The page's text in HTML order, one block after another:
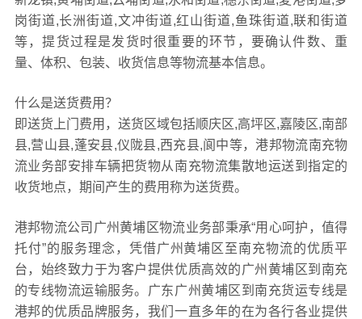
岗街道,长洲街道,文冲街道,红山街道,鱼珠街道,联和街道
等，提货过程是发货时很重要的环节，要确认件数、重
量、体积、包装、收货信息等物流基本信息。
什么是送货费用？
即送货上门费用，送货区域包括顺庆区,高坪区,嘉陵区,南部
县,营山县,蓬安县,仪陇县,西充县,阆中等，港邦物流南充物
流业务部安排车辆把货物从南充物流集散地运送到指定的
收货地点，期间产生的费用称为送货费。
港邦物流公司广州黄埔区物流业务部秉承“用心呵护，值得
托付”的服务理念，凭借广州黄埔区至南充物流的优质平
台，始终致力于为客户提供优质高效的广州黄埔区到南充
的专线物流运输服务。广东广州黄埔区到南充货运专线是
港邦的优质品牌服务，我们一直多年的在为各行各业提供